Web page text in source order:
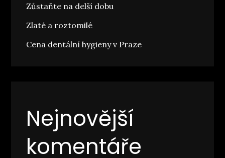
Zůstaňte na delší dobu
Zlaté a roztomilé
Cena dentální hygieny v Praze
Nejnovější
komentáře